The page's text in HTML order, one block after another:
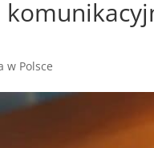
w Polsce